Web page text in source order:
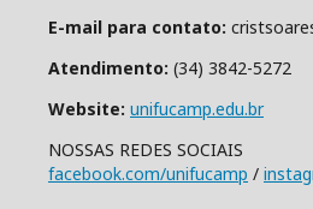
E-mail para contato:
Atendimento: (34) 3842-5272
Website: unifucamp.edu.br
NOSSAS REDES SOCIAIS
facebook.com/unifucamp /